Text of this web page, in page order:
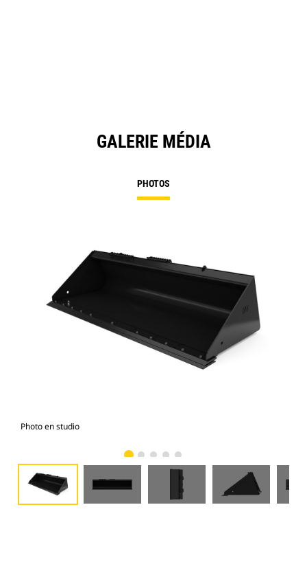
GALERIE MÉDIA
PHOTOS
Photo en studio